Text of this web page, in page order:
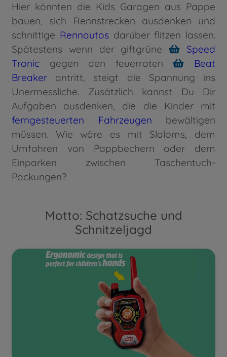
Hier könnten die Kids Garagen aus Pappe
bauen, sich Rennstrecken ausdenken und
schnittige Rennautos darüber flitzen lassen.
Spätestens wenn der giftgrüne
Speed
Tronic gegen den feuerroten
Beat
Breaker antritt, steigt die Spannung ins
Unermessliche. Zusätzlich kannst Du Dir
Aufgaben ausdenken, die die Kinder mit
ferngesteuerten Fahrzeugen bewältigen
müssen. Wie wäre es mit Slaloms, dem
Umfahren von Pappbechern oder dem
Einparken zwischen Taschentuch-
Packungen?
Motto: Schatzsuche und
Schnitzeljagd